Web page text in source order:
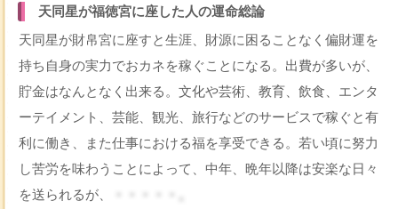
天同星が福徳宮に座した人の運命総論
天同星が財帛宮に座すと生涯、財源に困ることなく偏財運を
持ち自身の実力でおカネを稼ぐことになる。出費が多いが、
貯金はなんとなく出来る。文化や芸術、教育、飲食、エンタ
ーテイメント、芸能、観光、旅行などのサービスで稼ぐと有
利に働き、また仕事における福を享受できる。若い頃に努力
し苦労を味わうことによって、中年、晩年以降は安楽な日々
を送られるが、